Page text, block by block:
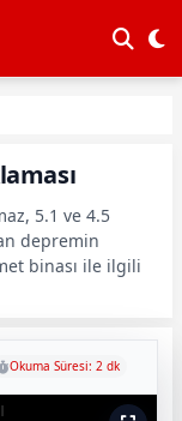
5.1 ve 4.5
depremin
binası ile ilgili
Okuma Süresi: 2 dk